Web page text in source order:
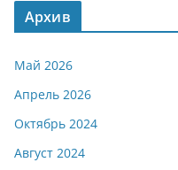
Архив
Май 2026
Апрель 2026
Октябрь 2024
Август 2024